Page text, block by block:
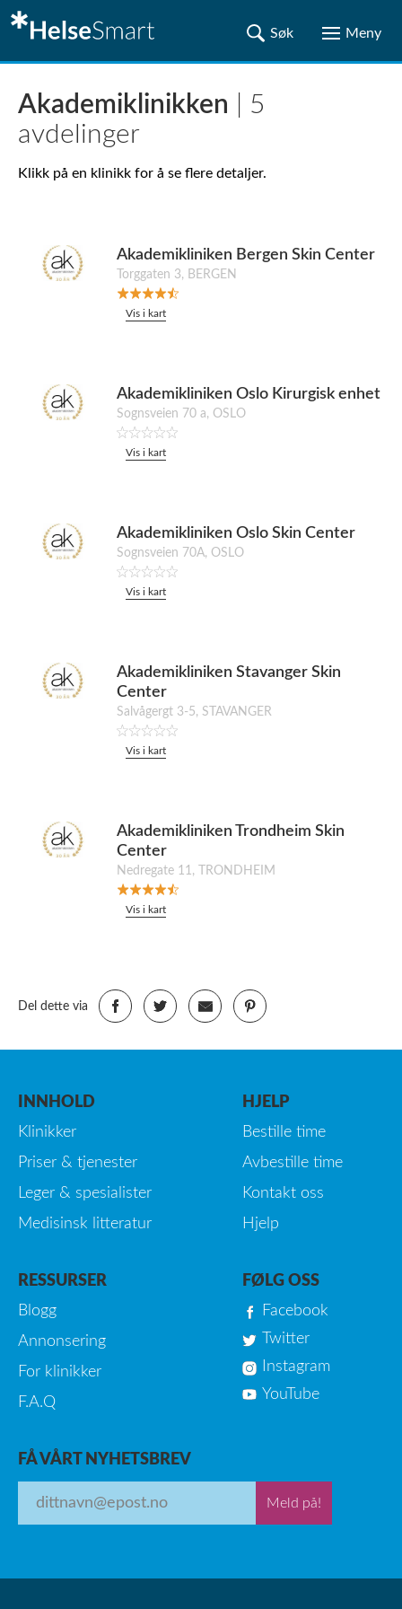
Akademiklinikken | 5
avdelinger
Klikk på en klinikk for å se flere detaljer.
Akademikliniken Bergen Skin Center
Torggaten 3, BERGEN
Vis i kart
Akademikliniken Oslo Kirurgisk enhet
Sognsveien 70 a, OSLO
Vis i kart
Akademikliniken Oslo Skin Center
Sognsveien 70A, OSLO
Vis i kart
Akademikliniken Stavanger Skin
Center
Salvågergt 3-5, STAVANGER
Vis i kart
Akademikliniken Trondheim Skin
Center
Nedregate 11, TRONDHEIM
Vis i kart
Del dette via
INNHOLD
Klinikker
Priser & tjenester
Leger & spesialister
Medisinsk litteratur
HJELP
Bestille time
Avbestille time
Kontakt oss
Hjelp
RESSURSER
Blogg
Annonsering
For klinikker
F.A.Q
FØLG OSS
Facebook
Twitter
Instagram
YouTube
FÅ VÅRT NYHETSBREV
Meld på!